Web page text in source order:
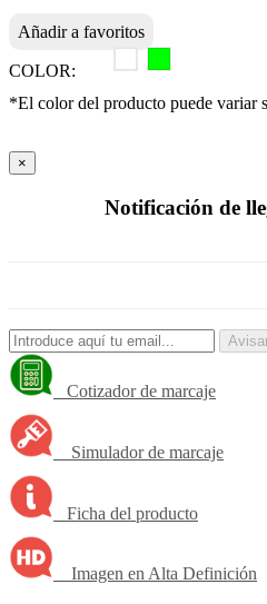
Añadir a favoritos
COLOR:
*El color del producto puede variar
×
Notificación de
Cotizador de marcaje
Simulador de marcaje
Ficha del producto
Imagen en Alta Definición